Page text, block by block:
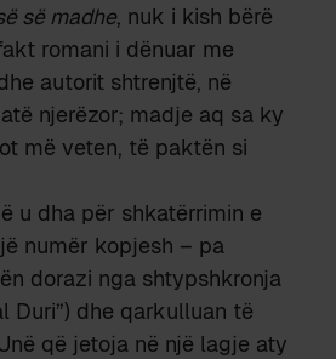
së madhe, nuk i kish bërë
romani i dënuar me
autorit shtrenjtë, në
njerëzor; madje aq sa ky
më veten, të paktën si
u dha për shkatërrimin e
numër kopjesh – pa
dorazi nga shtypshkronja
Duri”) dhe qarkulluan të
që jetoja në një lagje aty